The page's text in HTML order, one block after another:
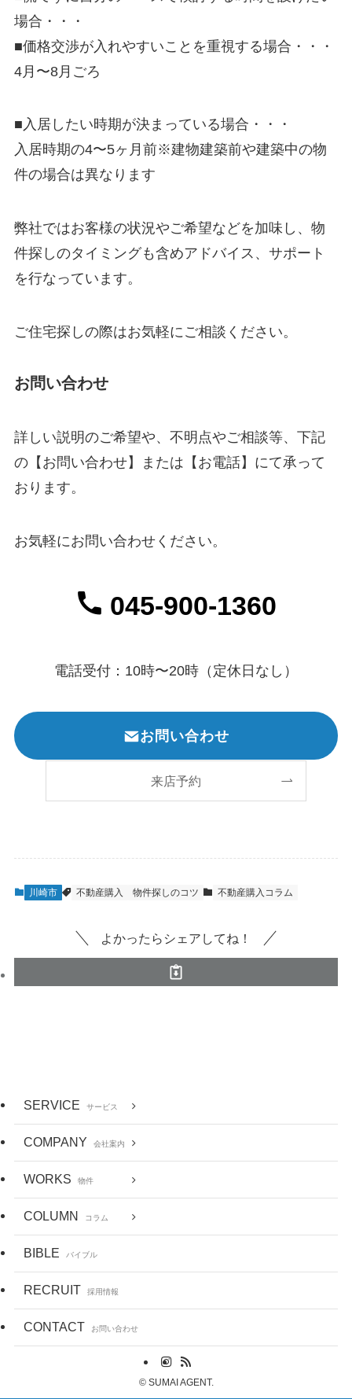
場合・・・
■価格交渉が入れやすいことを重視する場合・・・
4月〜8月ごろ
■入居したい時期が決まっている場合・・・
入居時期の4〜5ヶ月前※建物建築前や建築中の物
件の場合は異なります
弊社ではお客様の状況やご希望などを加味し、物
件探しのタイミングも含めアドバイス、サポート
を行なっています。
ご住宅探しの際はお気軽にご相談ください。
お問い合わせ
詳しい説明のご希望や、不明点やご相談等、下記
の【お問い合わせ】または【お電話】にて承って
おります。
お気軽にお問い合わせください。
045-900-1360
電話受付：10時〜20時（定休日なし）
お問い合わせ
来店予約
川崎市 不動産購入 物件探しのコツ 不動産購入コラム
よかったらシェアしてね！
SERVICE サービス
COMPANY 会社案内
WORKS 物件
COLUMN コラム
BIBLE バイブル
RECRUIT 採用情報
CONTACT お問い合わせ
©SUMAI AGENT.